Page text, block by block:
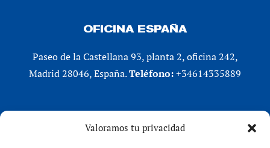
Valoramos tu privacidad
OFICINA ESPAÑA
Paseo de la Castellana 93, planta 2, oficina 242,
Madrid 28046, España.Teléfono:+34614335889